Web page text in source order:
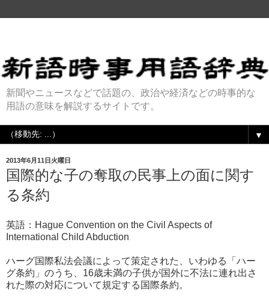
新聞やニュースなどで話題の、政治や経済などの時事的な
用語の意味を解説するサイトです。
▼
2013年6月11日火曜日
国際的な子の奪取の民事上の面に関す
る条約
英語：Hague Convention on the Civil Aspects of
International Child Abduction
ハーグ国際私法会議によって策定された、いわゆる「ハー
グ条約」のうち、16歳未満の子供が国外に不法に連れ出さ
れた際の対応について規定する国際条約。